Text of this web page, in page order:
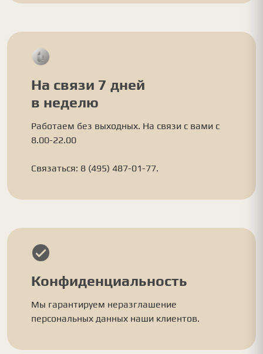
На связи 7 дней
в неделю
Работаем без выходных. На связи с вами с
8.00-22.00
Связаться: 8 (495) 487-01-77.
Конфиденциальность
Мы гарантируем неразглашение
персональных данных наши клиентов.